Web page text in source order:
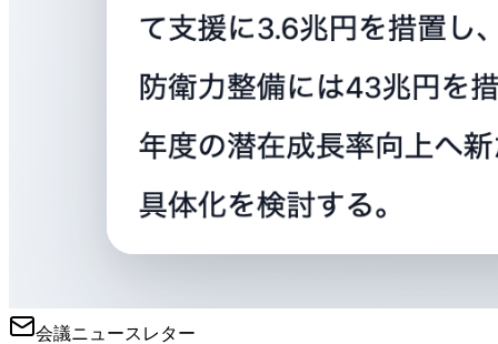
会議ニュースレター